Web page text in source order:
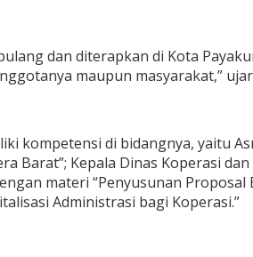
dan diterapkan di Kota
maupun masyarakat,”
di bidangnya, yaitu
Barat”; Kepala Dinas Koperasi
materi “Penyusunan
Administrasi bagi Koperasi.”